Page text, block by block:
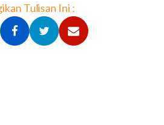
Tulisan Ini :